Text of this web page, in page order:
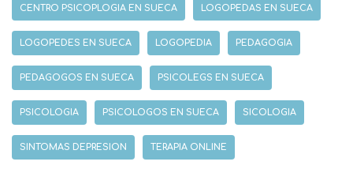
CENTRO PSICOPLOGIA EN SUECA LOGOPEDAS EN SUECA
LOGOPEDES EN SUECA LOGOPEDIA PEDAGOGIA
PEDAGOGOS EN SUECA PSICOLEGS EN SUECA
PSICOLOGIA PSICOLOGOS EN SUECA SICOLOGIA
SINTOMAS DEPRESION TERAPIA ONLINE